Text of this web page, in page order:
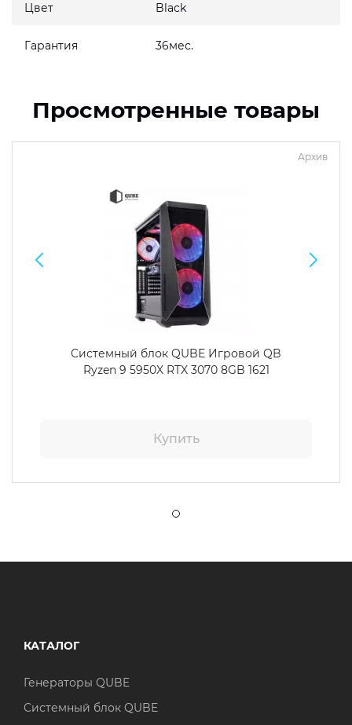
Цвет Black
Гарантия 36мес.
Просмотренные товары
Архив
Системный блок QUBE Игровой QB
Ryzen 9 5950X RTX 3070 8GB 1621
Купить
КАТАЛОГ
Генераторы QUBE
Системный блок QUBE